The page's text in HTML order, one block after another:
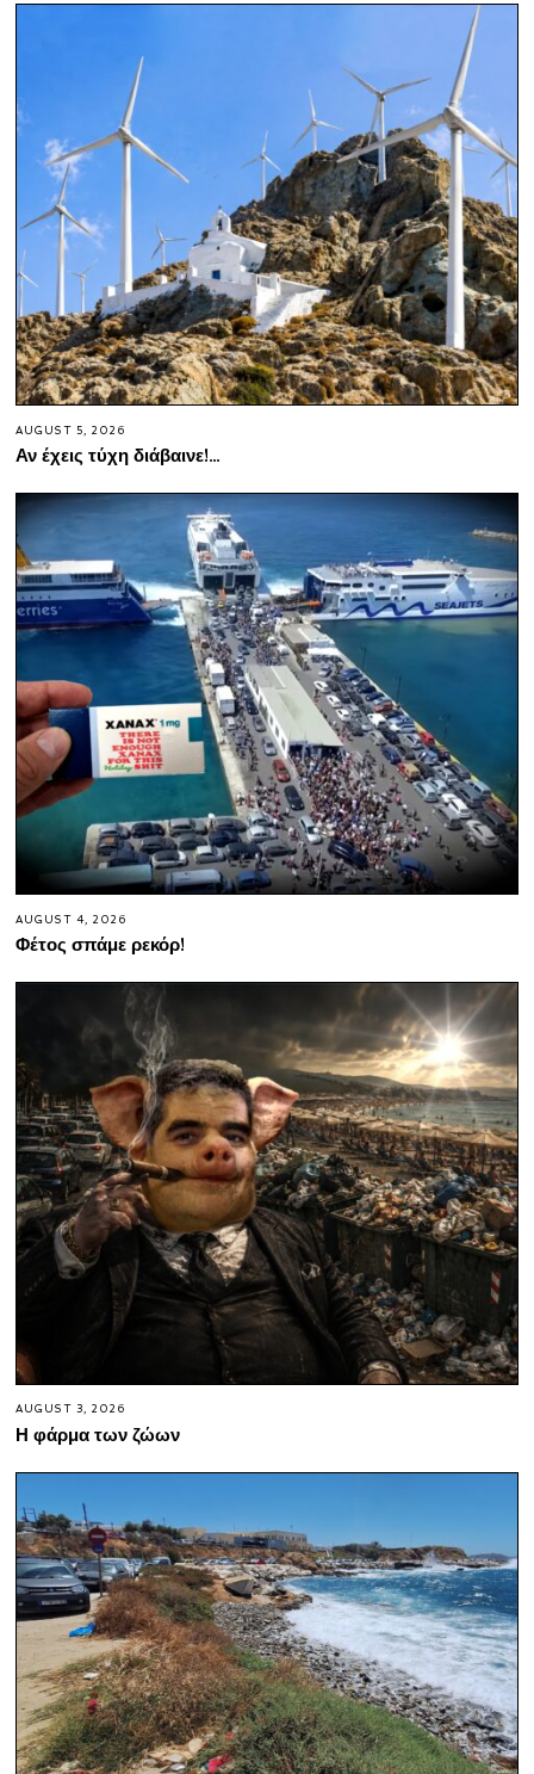
AUGUST 5, 2026
Αν έχεις τύχη διάβαινε!…
AUGUST 4, 2026
Φέτος σπάμε ρεκόρ!
AUGUST 3, 2026
Η φάρμα των ζώων